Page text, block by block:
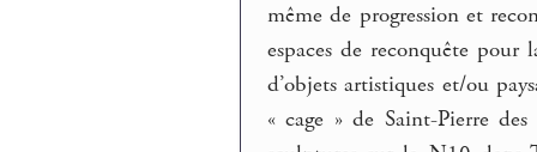
même de progression et
espaces de reconquête
d’objets artistiques et/ou
« cage » de Saint-Pierre